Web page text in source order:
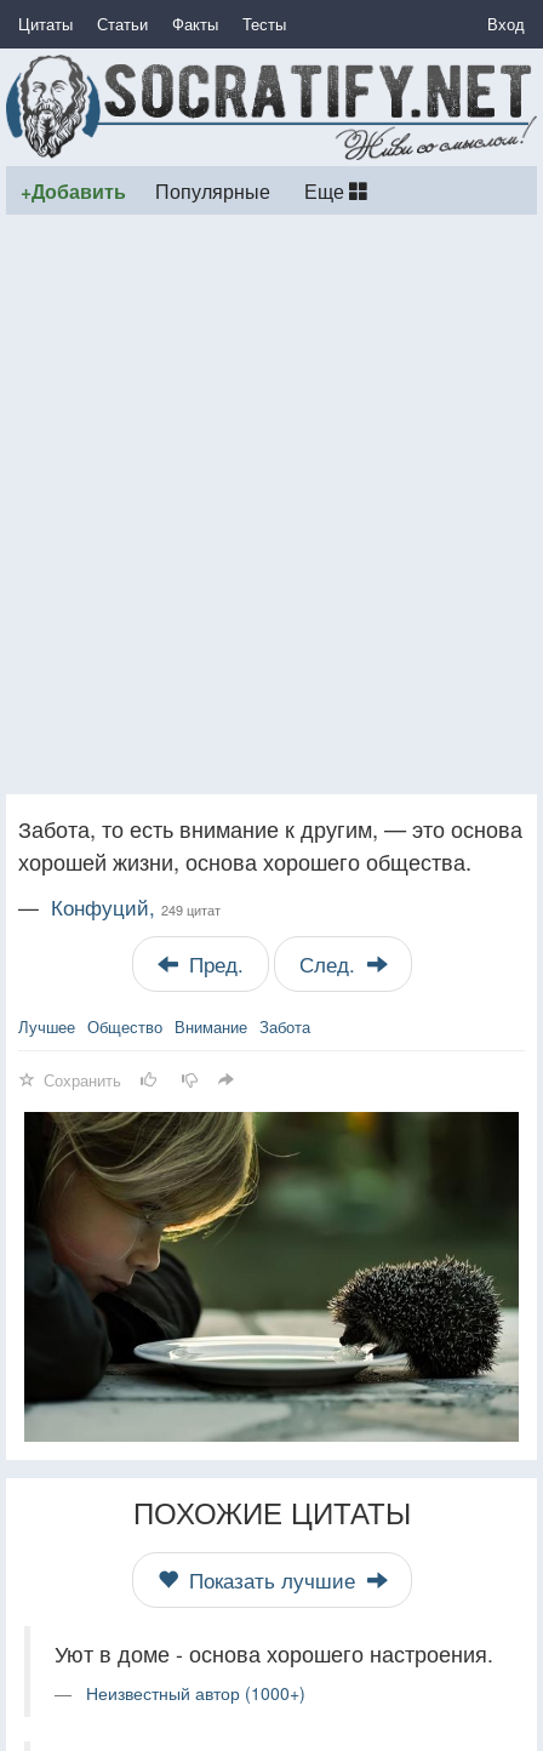
Цитаты Статьи Факты Тесты Вход
+Добавить Популярные Еще
Забота, то есть внимание к другим, — это основа
хорошей жизни, основа хорошего общества.
— Конфуций, 249 цитат
Пред. След.
Лучшее Общество Внимание Забота
Сохранить
ПОХОЖИЕ ЦИТАТЫ
Показать лучшие
Уют в доме - основа хорошего настроения.
Неизвестный автор (1000+)